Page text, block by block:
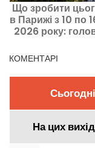
Що зробити
в Парижі з 10 по
2026 року:
КОМЕНТАРІ
Сьогодні
На цих